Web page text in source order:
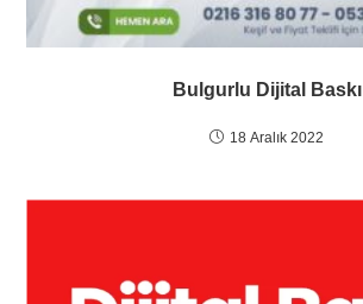
Bulgurlu Dijital Baskı
18 Aralık 2022